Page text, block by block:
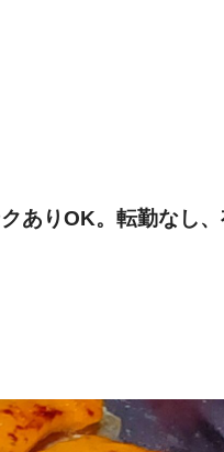
ありOK。転勤なし